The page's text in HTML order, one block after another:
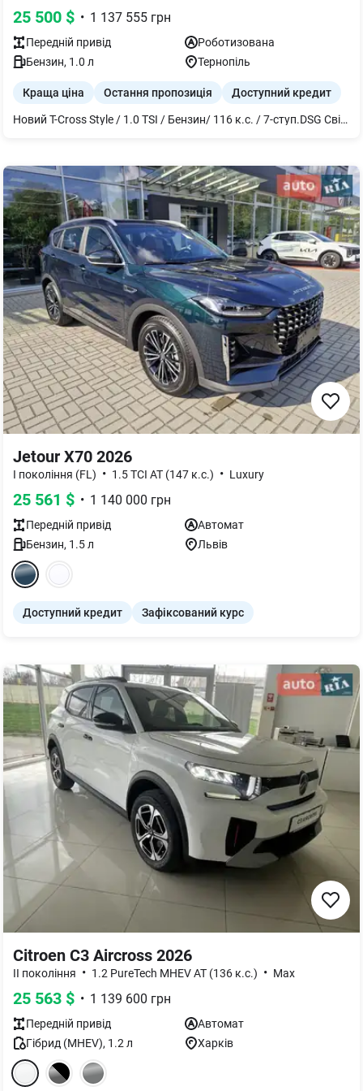
25 500 $ • 1 137 555 грн
Передній привід
Роботизована
Бензин, 1.0 л Тернопіль
Краща ціна Остання пропозиція Доступний кредит
Новий T-Cross Style / 1.0 TSI / Бензин/ 116 к.с. / 7-ступ.DSG Світлодіодні фари головного світла Система безключового доступу та запуску двигуна Камера заднього виду Система попередження про фронтальне з автономним екстреним гальмуванням "Emergency Breaking" Система утримання в смузі руху Lane Assist Кондиціонер Круїз-контроль Підігрів передніх сидінь Бездротовий App-Connect та Android Auto Бездротова зарядка мобільного пристрою 17-легкосплавні диски «Bangalore» ВИГІДНІ УМОВИ ФІНАНСУВАННЯ ДЛЯ ФІЗИЧНИХ І ЮРИДИЧНИХ ОСІБ ПІД 0,01% РІЧНИХ
Jetour X70 2026
І покоління (FL) • 1.5 TCI AT (147 к.с.) • Luxury
25 561 $ • 1 140 000 грн
Передній привід
Автомат
Бензин, 1.5л Львів
Доступний кредит Зафіксований курс
Citroen C3 Aircross 2026
II покоління • 1.2 PureTech MHEV AT (136 к.с.) • Max
25 563 $ • 1 139 600 грн
Передній привід
Автомат
Гібрид (MHEV), 1.2 л Харків